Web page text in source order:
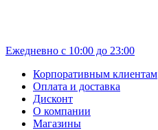
Ежедневно с 10:00 до 23:00
Корпоративным клиентам
Оплата и доставка
Дисконт
О компании
Магазины